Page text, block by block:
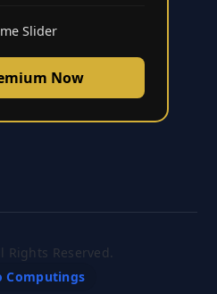
Slider
Now
Rights Reserved.
Computings